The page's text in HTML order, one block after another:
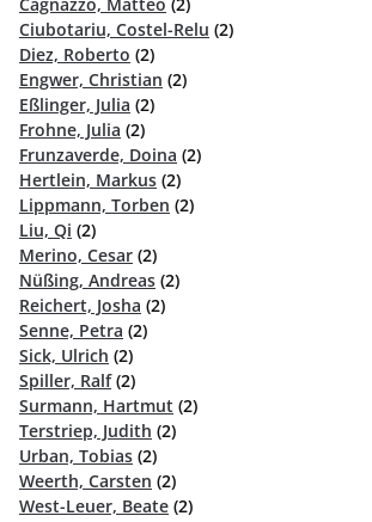
Cagnazzo, Matteo (2)
Ciubotariu, Costel-Relu (2)
Diez, Roberto (2)
Engwer, Christian (2)
Eßlinger, Julia (2)
Frohne, Julia (2)
Frunzaverde, Doina (2)
Hertlein, Markus (2)
Lippmann, Torben (2)
Liu, Qi (2)
Merino, Cesar (2)
Nüßing, Andreas (2)
Reichert, Josha (2)
Senne, Petra (2)
Sick, Ulrich (2)
Spiller, Ralf(2)
Surmann, Hartmut (2)
Terstriep, Judith (2)
Urban, Tobias (2)
Weerth, Carsten (2)
West-Leuer, Beate (2)